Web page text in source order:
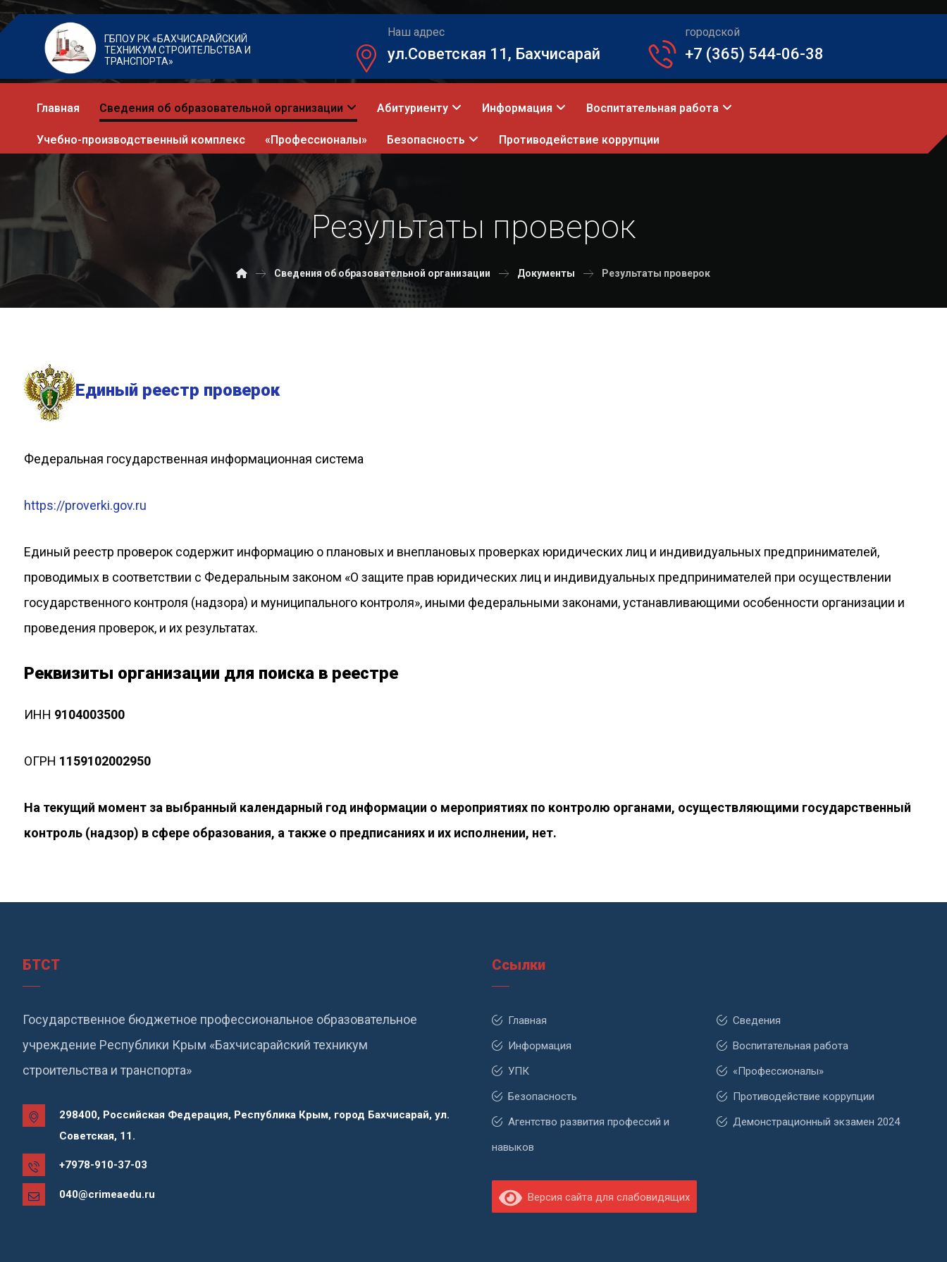
ГБПОУ РК «БАХЧИСАРАЙСКИЙ
ТЕХНИКУМ СТРОИТЕЛЬСТВА И
ТРАНСПОРТА»
Наш адрес
ул.Советская 11, Бахчисарай
городской
+7 (365) 544-06-38
Главная Сведения об образовательной организации Абитуриенту Информация Воспитательная работа
Учебно-производственный комплекс «Профессионалы» Безопасность Противодействие коррупции
Результаты проверок
Сведения об образовательной организации Документы Результаты проверок
Единый реестр проверок
Федеральная государственная информационная система
https://proverki.gov.ru
Единый реестр проверок содержит информацию о плановых и внеплановых проверках юридических лиц и индивидуальных предпринимателей,
проводимых в соответствии с Федеральным законом «О защите прав юридических лиц и индивидуальных предпринимателей при осуществлении
государственного контроля (надзора) и муниципального контроля», иными федеральными законами, устанавливающими особенности организации и
проведения проверок, и их результатах.
Реквизиты организации для поиска в реестре
ИНН 9104003500
ОГРН 1159102002950
На текущий момент за выбранный календарный год информации о мероприятиях по контролю органами, осуществляющими государственный
контроль (надзор) в сфере образования, а также о предписаниях и их исполнении, нет.
БТСТ
Государственное бюджетное профессиональное образовательное
учреждение Республики Крым «Бахчисарайский техникум
строительства и транспорта»
298400, Российская Федерация, Республика Крым, город Бахчисарай, ул.
Советская, 11.
+7978-910-37-03
040@crimeaedu.ru
Ссылки
Главная
Сведения
Информация
Воспитательная работа
УПК
«Профессионалы»
Безопасность
Противодействие коррупции
Агентство развития профессий и
навыков
Демонстрационный экзамен 2024
Версия сайта для слабовидящих